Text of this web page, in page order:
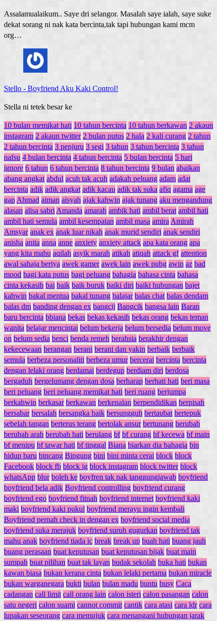
Assalamualaikum.. Saye dri selangor. Masalah saye ialah, saye suke
dekat sorang ni nak kata bercinta,tak tapi hubungan kami mcm
org…
Stello - Boyfriend Aku Kaki Control!
Stella ni tetek besar ke
10 bulan memikat hati 10 tahun bercinta 10 tahun berkawan 2 akaun
instagram 2 akaun twitter 2 bulan putus 2 hala 2 kali curang 2 tahun
2 tahun bercinta 3 penjuru 3 segi 3 tahun 3 tahun bercinta 3 tahun
nafsu 4 bulan bercinta 4 tahun bercinta 5 bulan bercinta 5 hari
ignore 6 tahun 6 tahun bercinta 8 tahun bercinta 9 bulan abaikan
abang angkat abdul acuh tak acuh adakah peluang adam adat
bercinta adik adik angkat adik kacau adik tak suka afiq agama age
gap Ahmad aiman aisyah ajak kahwin ajak tunang aku mengandung
alasan alisa sabri Amanda amarah ambik hati ambil berat ambil hati
ambil hati semula ambil kesempatan ambil masa amira Amirah
Amsyar anak ex anak luar nikah anak murid sendiri anak sendiri
anisha anita anna anne anxiety anxiety attack apa kata orang apa
yang kita mahu aqilah asyik marah atikah atiqah attack gf attention
awal sahaja beriya awek gamer awek lain awek pubg awin az bad
mood bagi kata putus bagi peluang bahagia bahasa cinta bahasa
cinta kekasih bai baik baik buruk baiki diri baiki hubungan bajet
kahwin bakal mentua bakal tunang balajar balas chat balas dendam
balas dm banding dengan ex bangcij Bangcik bangsa lain Baran
baru bercinta bbiana bekas bekas kekasih bekas orang bekas teman
wanita belajar mencintai belum bekerja belum bersedia belum move
on belum sedia benci benda remeh berahsia berakhir dengan
kekecewaan berangan berani berani dan yakin berbaik berbaik
semula berbeza personaliti berbeza umur bercerai bercinta bercinta
dengan lelaki orang berdamai berdegup berdiam diri berdosa
bergaduh bergelumang dengan dosa berharap berhati hati beri masa
beri peluang beri peluang memikat hati beri ruang berjumpa
berkahwin berkasar berkawan berkenalan berpendidikan berpisah
bersabar bersalah bersangka baik bersungguh bertaubat bertepuk
sebelah tangan berterus terang bertolak ansur bertunang berubah
berubah arah berubah hati berulang bf bf curang bf kecewa bf main
bf menipu bf tawar hati bf tinggal Biana biarkan dia bahagia bin
hidup baru bincang Bingung bini bini minta cerai block block
Facebook block fb block ig block instagram block twitter block
whatsApp blur boleh ke boyfren tak nak tanggungjawab boyfriend
boyfriend bela adik Boyfriend controlling boyfriend curang
boyfriend ego boyfriend fitnah boyfriend internet boyfriend kaki
maki boyfriend kaki pukul boyfriend merayu ingin kembali
Boyfriend pernah check in dengan ex boyfriend social media
boyfriend suka merajuk boyfriend suruh gugurkan boyfriend tak
mahu anak boyfriend tiada ic break break up buah hati buang jauh
buang perasaan buat keputusan buat keputusan bijak buat main
sumpah buat pilihan buat tak layan budak sekolah buka hati bukan
kawan biasa bukan kerana cinta bukan lelaki pertama bukan miracle
bukan warganegara bukti bulan bulan madu buntu busy Caca
cadangan call limit call orang lain calon isteri calon pasangan calon
satu negeri calon suami cannot commit cantik cara atasi cara ldr cara
lupakan seseorang cara memujuk cara menangani hubungan jarak